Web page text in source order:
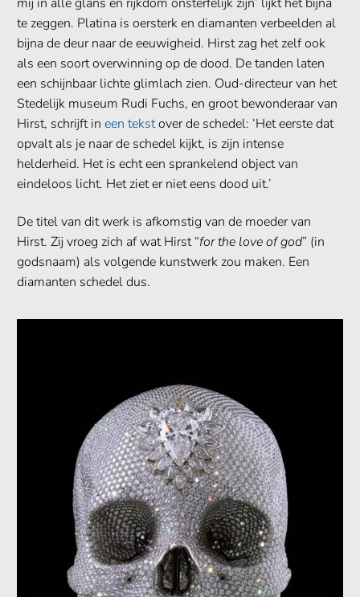
te zeggen. Platina is oersterk en diamanten verbeelden al
bijna de deur naar de eeuwigheid. Hirst zag het zelf ook
als een soort overwinning op de dood. De tanden laten
een schijnbaar lichte glimlach zien. Oud-directeur van het
Stedelijk museum Rudi Fuchs, en groot bewonderaar van
Hirst, schrijft in een tekstover de schedel: ‘Het eerste dat
opvalt als je naar de schedel kijkt, is zijn intense
helderheid. Het is echt een sprankelend object van
eindeloos licht. Het ziet er niet eens dood uit.’
De titel van dit werk is afkomstig van de moeder van
Hirst. Zij vroeg zich af wat Hirst “for the love of god” (in
godsnaam) als volgende kunstwerk zou maken. Een
diamanten schedel dus.